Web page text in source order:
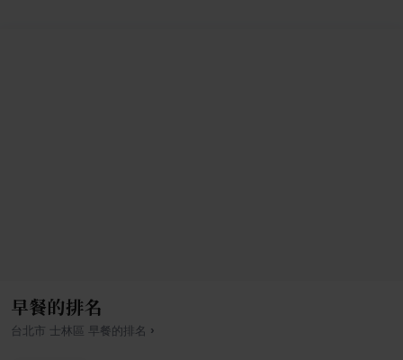
早餐的排名
台北市 士林區 早餐的排名 ›